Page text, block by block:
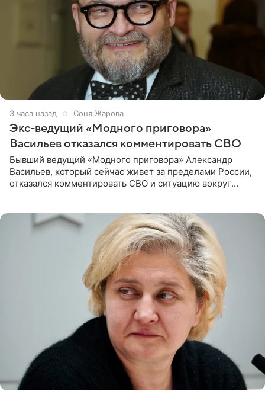
3 часа назад Соня Жарова
Экс-ведущий «Модного приговора»
Васильев отказался комментировать СВО
Бывший ведущий «Модного приговора» Александр
Васильев, который сейчас живет за пределами России,
отказался комментировать СВО и ситуацию вокруг